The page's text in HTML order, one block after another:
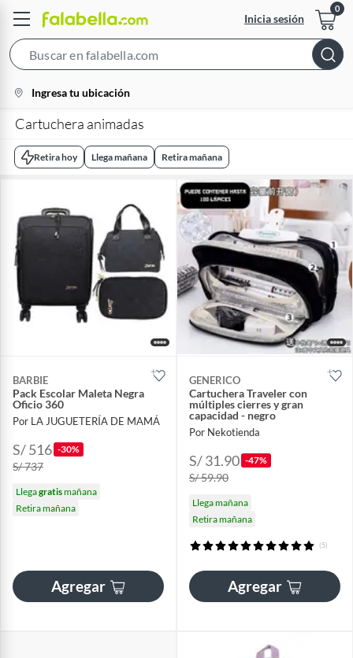
Inicia sesión
Bar
location-
icon
Ingresa tu ubicación
Cartuchera animadas
Retira hoy Llega mañana Retira mañana
BARBIE
Pack Escolar Maleta Negra
Oficio 360
Por LA JUGUETERÍA DE MAMÁ
S/ 516 -30%
S/ 737
Llegagratismañana
Retira mañana
Agregar
GENERICO
Cartuchera Traveler con
múltiples cierres y gran
capacidad - negro
Por Nekotienda
S/ 31.90 -47%
S/ 59.90
Llega mañana
Retira mañana
(5)
Agregar